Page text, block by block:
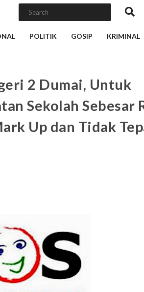
POLITIK GOSIP KRIMINAL
2 Dumai, Untuk
Sekolah Sebesar
Up dan Tidak